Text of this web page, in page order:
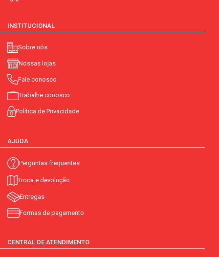
INSTITUCIONAL
Sobre nós
Nossas lojas
Fale conosco
Trabalhe conosco
Política de Privacidade
AJUDA
Perguntas frequentes
Troca e devolução
Entregas
Formas de pagamento
CENTRAL DE ATENDIMENTO